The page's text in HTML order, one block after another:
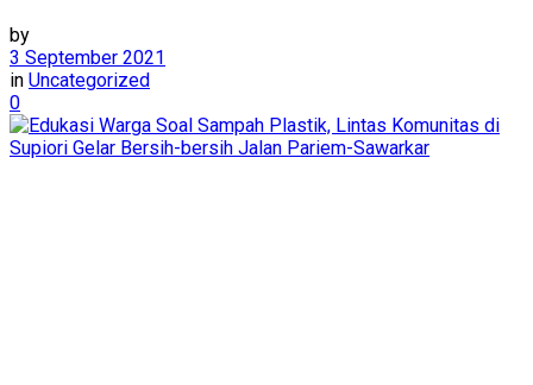
by
3 September 2021
in Uncategorized
0